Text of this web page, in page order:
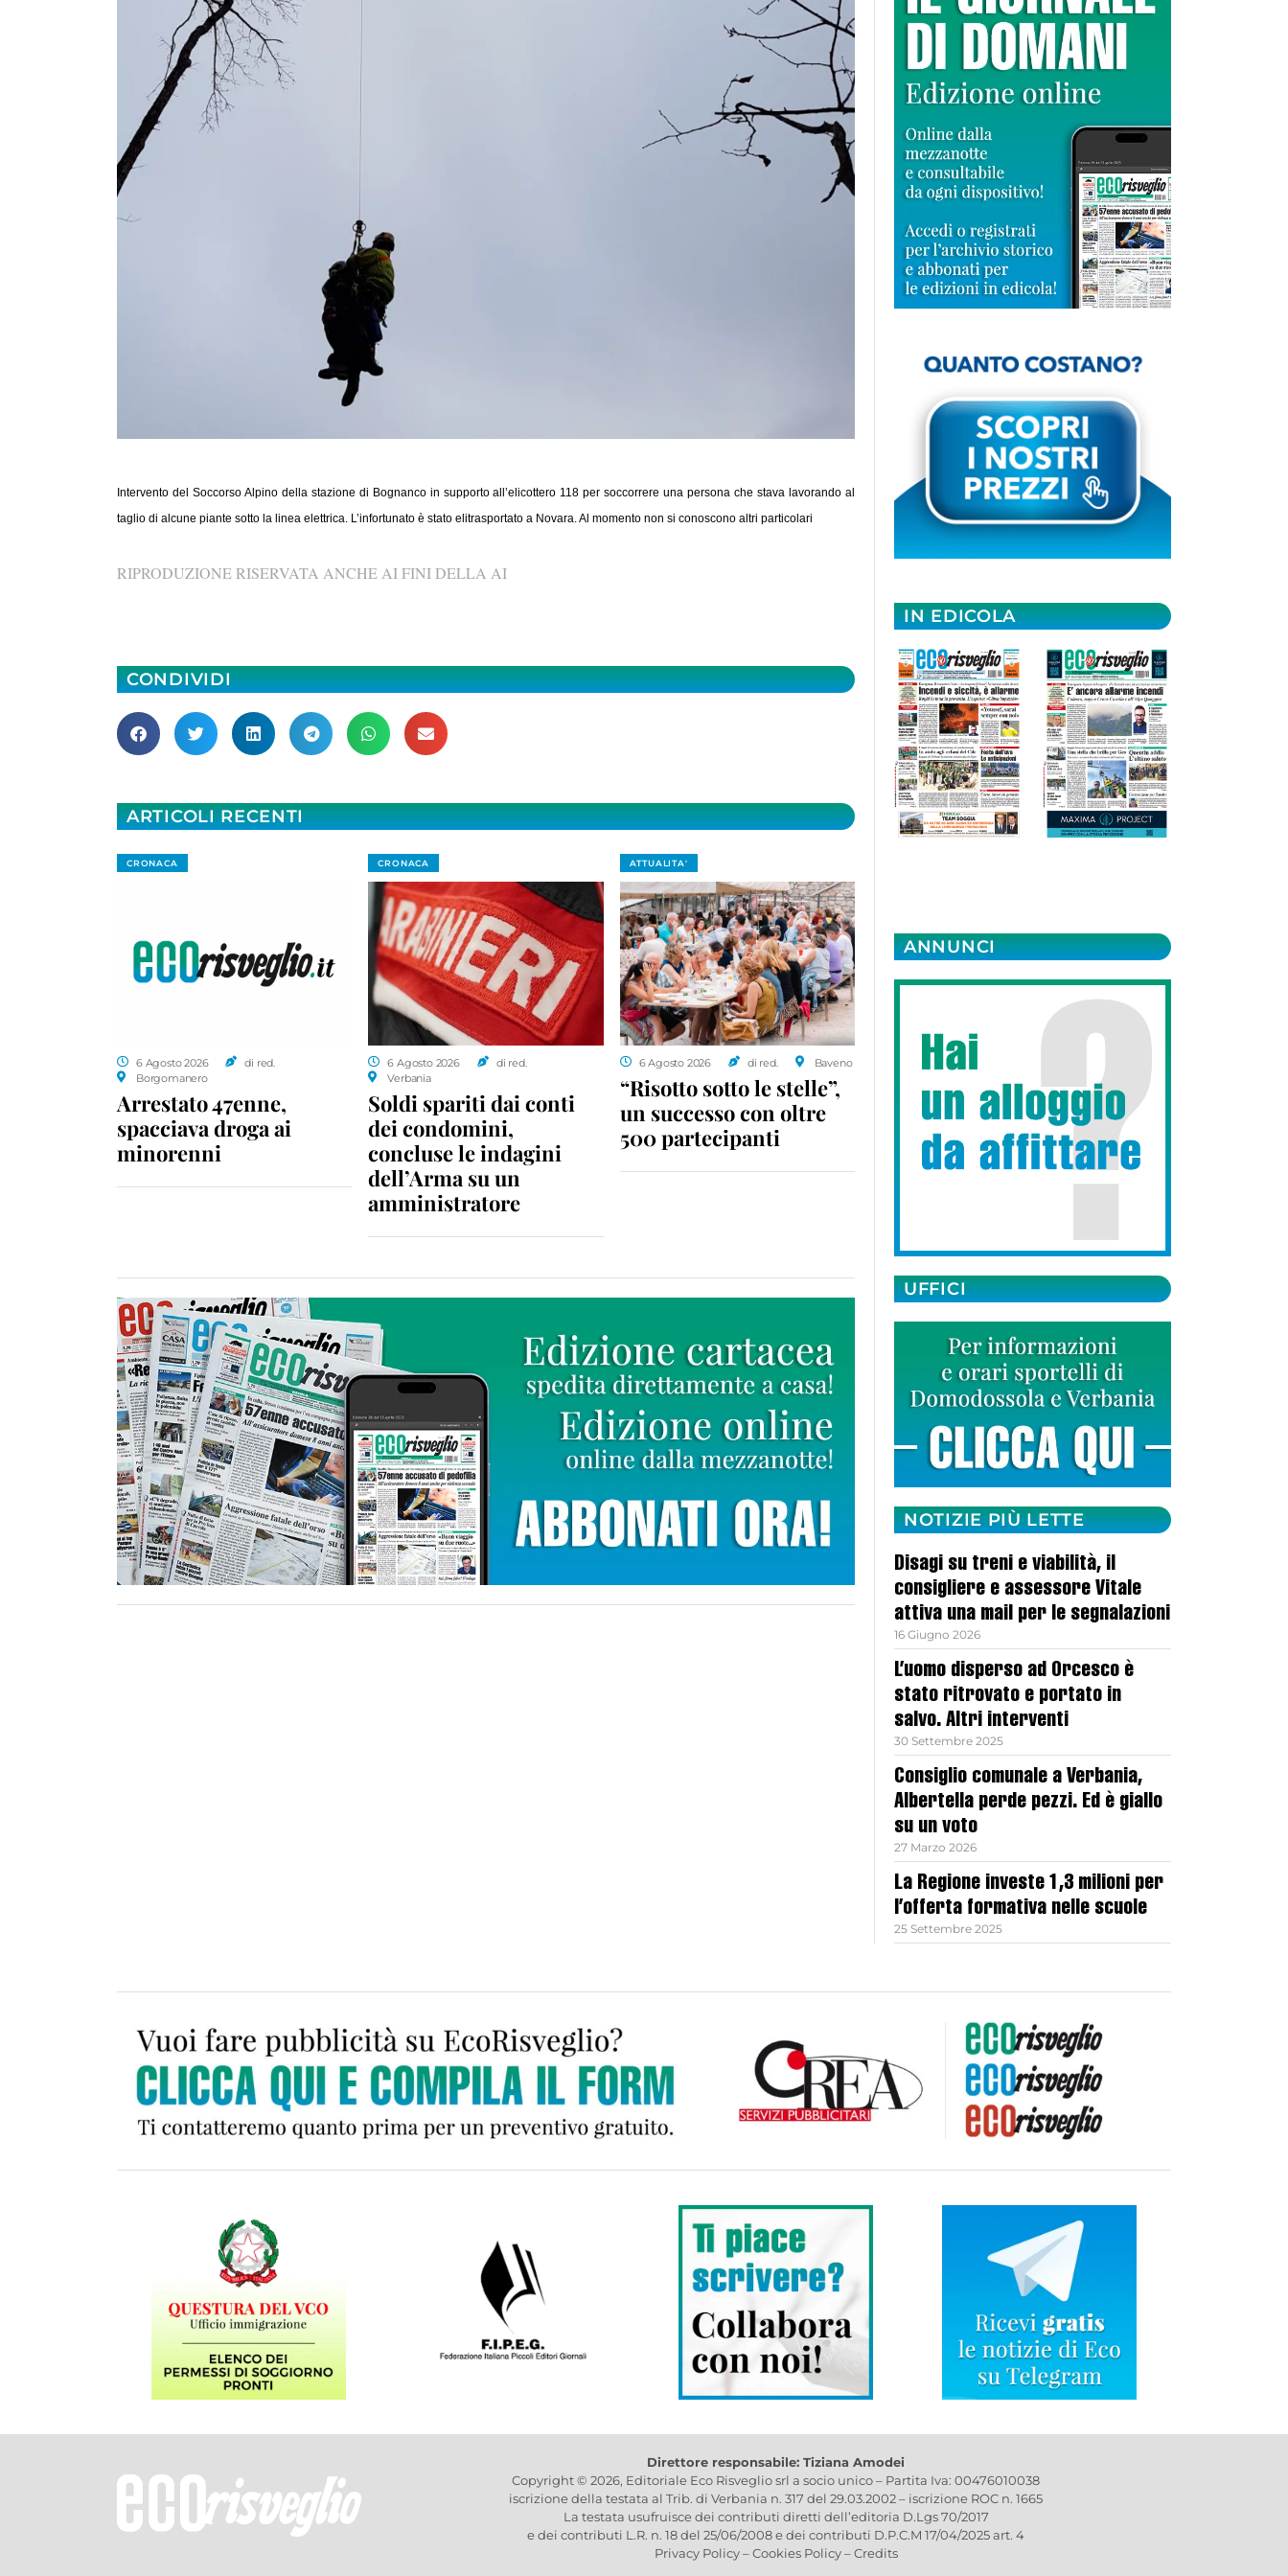
Intervento del Soccorso Alpino della stazione di Bognanco in supporto all’elicottero 118 per soccorrere una persona che stava lavorando al
taglio di alcune piante sotto la linea elettrica. L’infortunato è stato elitrasportato a Novara. Al momento non si conoscono altri particolari
RIPRODUZIONE RISERVATA ANCHE AI FINI DELLA AI
CONDIVIDI
ARTICOLI RECENTI
CRONACA
6 Agosto 2026
di red.
Borgomanero
Arrestato 47enne,
spacciava droga ai
minorenni
CRONACA
6 Agosto 2026
di red.
Verbania
Soldi spariti dai conti
dei condomini,
concluse le indagini
dell’Arma su un
amministratore
ATTUALITA'
6 Agosto 2026 di red. Baveno
“Risotto sotto le stelle”,
un successo con oltre
500 partecipanti
IN EDICOLA
ANNUNCI
UFFICI
NOTIZIE PIÙ LETTE
Disagi su treni e viabilità, il
consigliere e assessore Vitale
attiva una mail per le segnalazioni
16 Giugno 2026
L’uomo disperso ad Orcesco è
stato ritrovato e portato in
salvo. Altri interventi
30 Settembre 2025
Consiglio comunale a Verbania,
Albertella perde pezzi. Ed è giallo
su un voto
27 Marzo 2026
La Regione investe 1,3 milioni per
l’offerta formativa nelle scuole
25 Settembre 2025
Direttore responsabile: Tiziana Amodei
Copyright © 2026, Editoriale Eco Risveglio srl a socio unico – Partita Iva: 00476010038
iscrizione della testata al Trib. di Verbania n. 317 del 29.03.2002 – iscrizione ROC n. 1665
La testata usufruisce dei contributi diretti dell’editoria D.Lgs 70/2017
e dei contributi L.R. n. 18 del 25/06/2008 e dei contributi D.P.C.M 17/04/2025 art. 4
Privacy Policy–Cookies Policy–Credits